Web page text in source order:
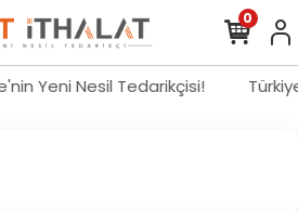
Yeni Nesil Tedarikçisi!
0